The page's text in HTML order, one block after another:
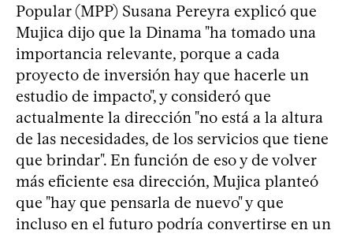
Popular (MPP) Susana Pereyra explicó que
Mujica dijo que la Dinama "ha tomado una
importancia relevante, porque a cada
proyecto de inversión hay que hacerle un
estudio de impacto", y consideró que
actualmente la dirección "no está a la altura
de las necesidades, de los servicios que tiene
que brindar". En función de eso y de volver
más eficiente esa dirección, Mujica planteó
que "hay que pensarla de nuevo" y que
incluso en el futuro podría convertirse en un